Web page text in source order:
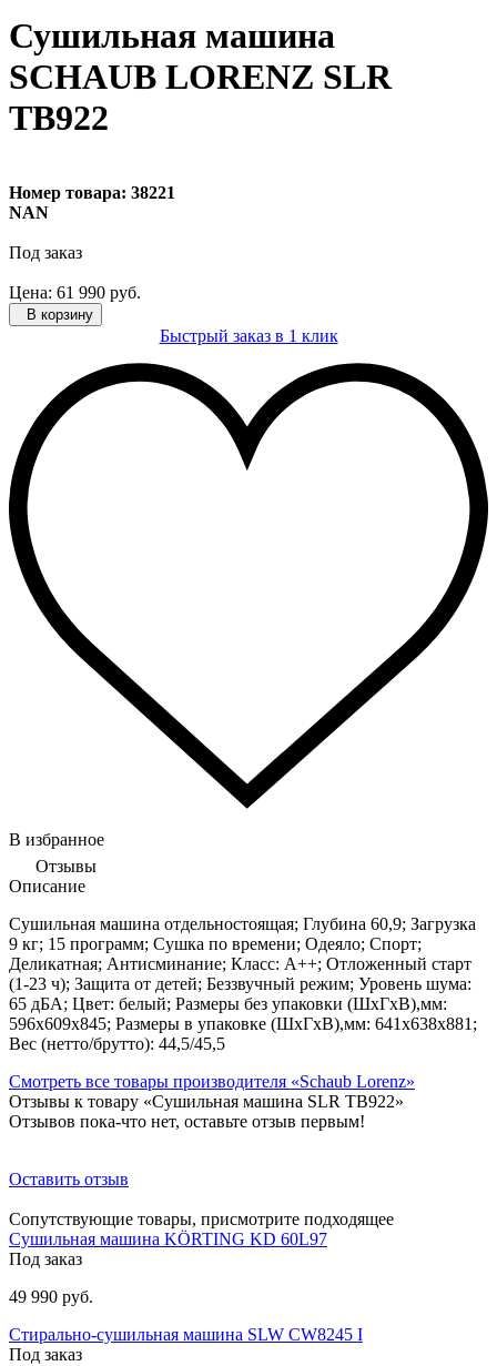
Сушильная машина
SCHAUB LORENZ SLR
TB922
Номер товара: 38221
NAN
Под заказ
Цена: 61 990 руб.
В корзину
Быстрый заказ в 1 клик
В избранное
Отзывы
Описание
Сушильная машина отдельностоящая; Глубина 60,9; Загрузка
9 кг; 15 программ; Сушка по времени; Одеяло; Спорт;
Деликатная; Антисминание; Класс: А++; Отложенный старт
(1-23 ч); Защита от детей; Беззвучный режим; Уровень шума:
65 дБА; Цвет: белый; Размеры без упаковки (ШхГхВ),мм:
596х609х845; Размеры в упаковке (ШхГхВ),мм: 641х638х881;
Вес (нетто/брутто): 44,5/45,5
Смотреть все товары производителя «Schaub Lorenz»
Отзывы к товару «Сушильная машина SLR TB922»
Отзывов пока-что нет, оставьте отзыв первым!
Оставить отзыв
Сопутствующие товары, присмотрите подходящее
Сушильная машина KÖRTING KD 60L97
Под заказ
49 990 руб.
Стирально-сушильная машина SLW CW8245 I
Под заказ